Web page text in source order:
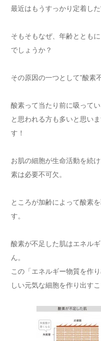
最近はもうすっかり定着した
そもそもなぜ、年齢ととも
でしょうか？
その原因の一つとして”酸素
酸素って当たり前に吸って
と思われる方も多いと思い
す！
お肌の細胞が生命活動を続
素は必要不可欠。
ところが加齢によって酸素
す。
酸素が不足した肌はエネル
ん。
この「エネルギー物質を作
しい元気な細胞を作り出す